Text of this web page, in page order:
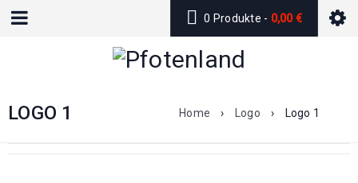
0 Produkte - 0,00€
LOGO 1 Home › Logo › Logo 1